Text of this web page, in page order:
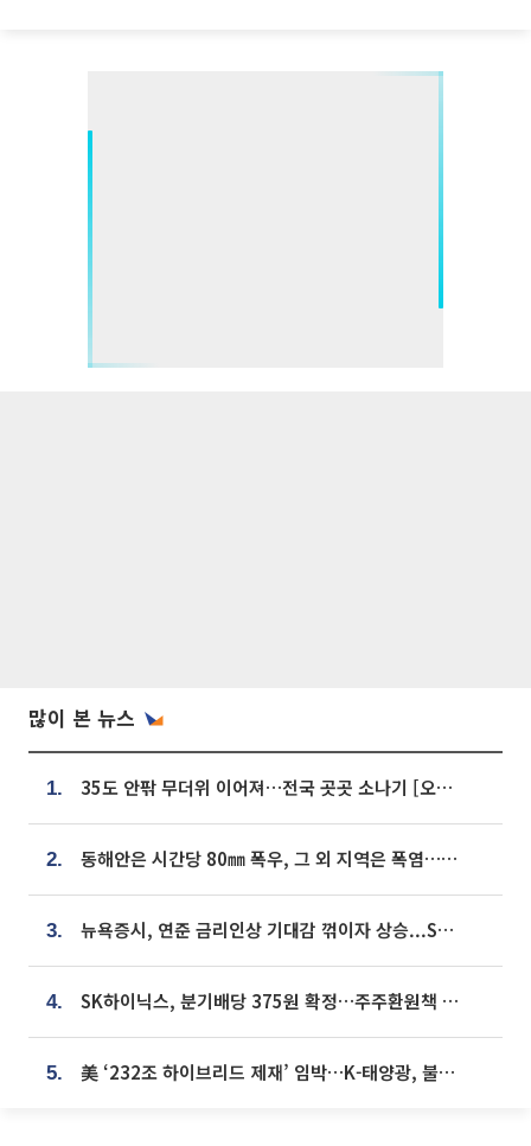
많이 본 뉴스
1. 35도 안팎 무더위 이어져…전국 곳곳 소나기 [오늘 날씨]
2. 동해안은 시간당 80㎜ 폭우, 그 외 지역은 폭염…‘극과 극 날씨’
3. 뉴욕증시, 연준 금리인상 기대감 꺾이자 상승...S&P500 사상 최고치 [종합]
4. SK하이닉스, 분기배당 375원 확정…주주환원책 9월로 앞당겨 발표
5. 美 ‘232조 하이브리드 제재’ 임박…K-태양광, 불확실성 털고 날개 다나